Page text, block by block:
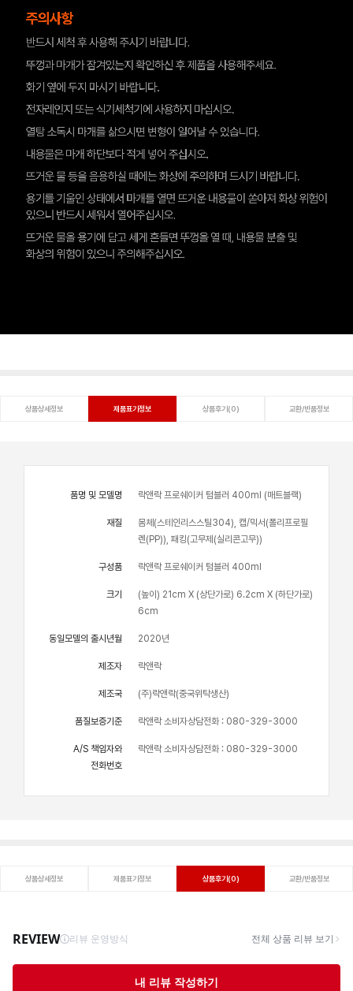
상품상세정보 제품표기정보 상품후기(0) 교환/반품정보
품명 및 모델명 락앤락 프로쉐이커 텀블러 400ml (매트블랙)
재질
몸체(스테인리스스틸304), 캡/믹서(폴리프로필
렌(PP)), 패킹(고무제(실리콘고무))
구성품 락앤락 프로쉐이커 텀블러 400ml
크기
(높이) 21cm X (상단가로) 6.2cm X (하단가로)
6cm
동일모델의 출시년월 2020년
제조자 락앤락
제조국 (주)락앤락(중국위탁생산)
품질보증기준 락앤락 소비자상담전화 : 080-329-3000
A/S 책임자와
전화번호
락앤락 소비자상담전화 : 080-329-3000
상품상세정보 제품표기정보 상품후기(0) 교환/반품정보